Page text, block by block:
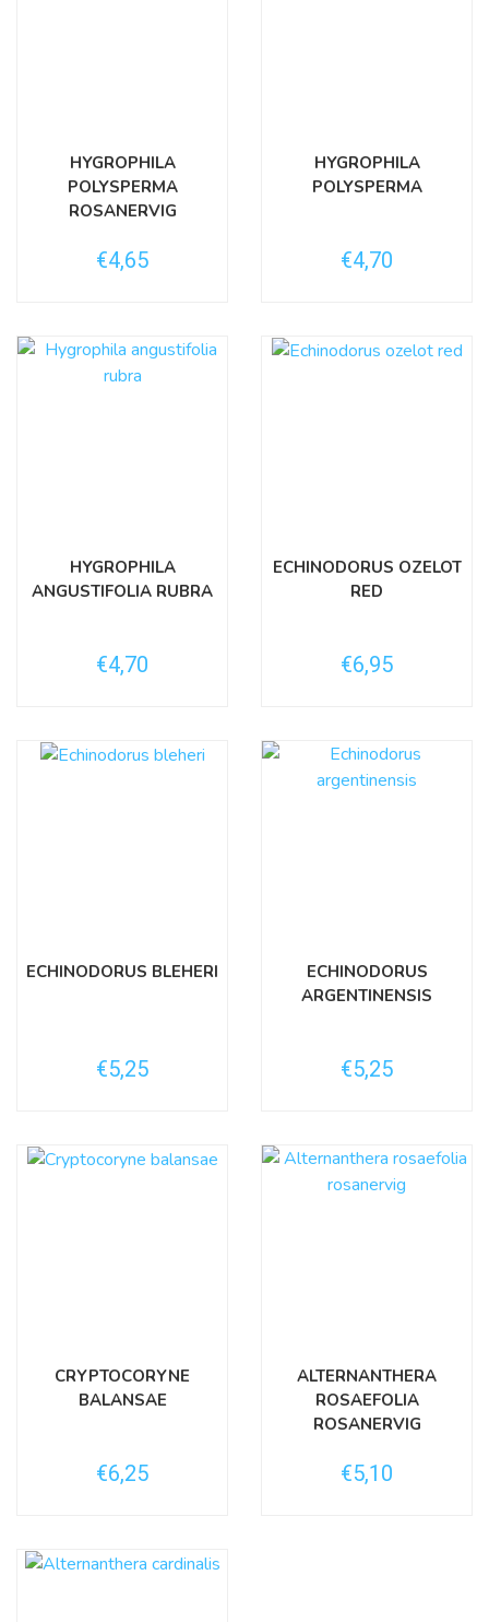
HYGROPHILA
POLYSPERMA
ROSANERVIG
€4,65
HYGROPHILA
POLYSPERMA
€4,70
HYGROPHILA
ANGUSTIFOLIA RUBRA
€4,70
ECHINODORUS OZELOT
RED
€6,95
ECHINODORUS BLEHERI
€5,25
ECHINODORUS
ARGENTINENSIS
€5,25
CRYPTOCORYNE
BALANSAE
€6,25
ALTERNANTHERA
ROSAEFOLIA
ROSANERVIG
€5,10